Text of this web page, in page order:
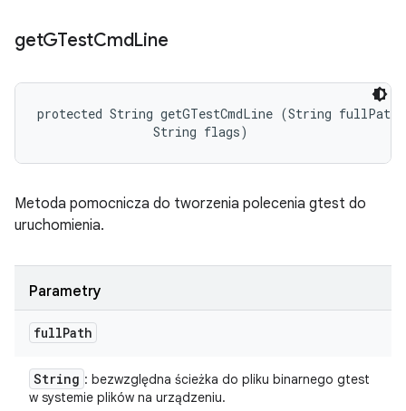
getGTestCmdLine
protected String getGTestCmdLine (String
                String flags)
Metoda pomocnicza do tworzenia polecenia gtest do
uruchomienia.
Parametry
fullPath
String : bezwzględna ścieżka do pliku binarnego gtest
w systemie plików na urządzeniu.